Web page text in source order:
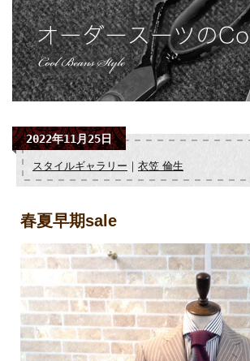
2022年11月25日
スタイルギャラリー ｜ 衣笠 倫生
春夏早期sale